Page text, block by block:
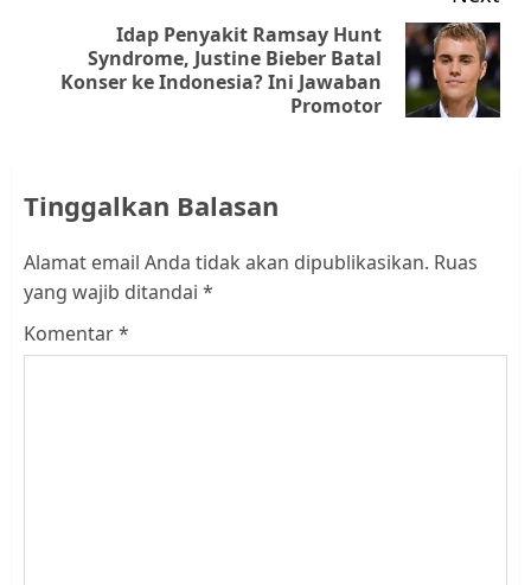
post:
Idap Penyakit Ramsay Hunt
Syndrome, Justine Bieber Batal
Konser ke Indonesia? Ini Jawaban
Promotor
Tinggalkan Balasan
Alamat email Anda tidak akan dipublikasikan. Ruas
yang wajib ditandai *
Komentar*